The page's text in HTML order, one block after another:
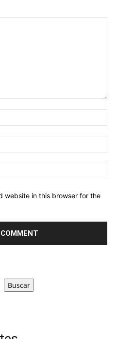
website in this browser for the
Buscar